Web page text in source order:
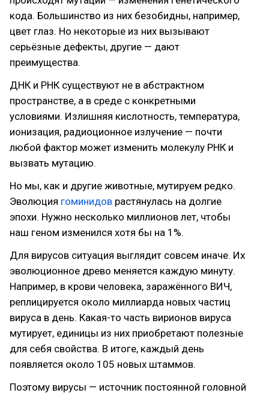
кода. Большинство из них безобидны, например,
цвет глаз. Но некоторые из них вызывают
серьёзные дефекты, другие — дают
преимущества.
ДНК и РНК существуют не в абстрактном
пространстве, а в среде с конкретными
условиями. Излишняя кислотность, температура,
ионизация, радиоционное излучение — почти
любой фактор может изменить молекулу РНК и
вызвать мутацию.
Но мы, как и другие животные, мутируем редко.
Эволюция гоминидов растянулась на долгие
эпохи. Нужно несколько миллионов лет, чтобы
наш геном изменился хотя бы на 1%.
Для вирусов ситуация выглядит совсем иначе. Их
эволюционное древо меняется каждую минуту.
Например, в крови человека, заражённого ВИЧ,
реплицируется около миллиарда новых частиц
вируса в день. Какая-то часть вирионов вируса
мутирует, единицы из них приобретают полезные
для себя свойства. В итоге, каждый день
появляется около 105 новых штаммов.
Поэтому вирусы — источник постоянной головной